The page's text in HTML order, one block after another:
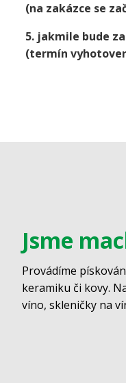
(na zakázce se
5. jakmile bude
(termín
Jsme
Provádíme
keramiku či kovy.
víno, skleničky na